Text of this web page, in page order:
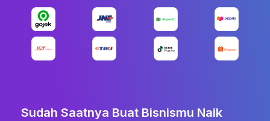
Sudah Saatnya Buat Bisnismu Naik